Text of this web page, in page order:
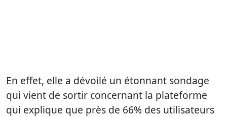
En effet, elle a dévoilé un étonnant sondage
qui vient de sortir concernant la plateforme
qui explique que près de 66% des utilisateurs